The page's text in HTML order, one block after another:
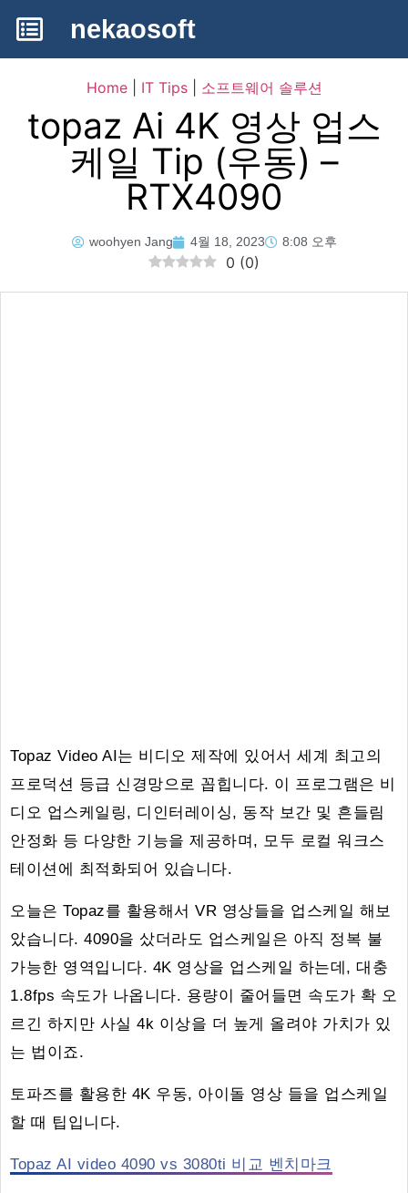
nekaosoft
Home| IT Tips| 소프트웨어 솔루션
topaz Ai 4K 영상 업스
케일 Tip (우동) –
RTX4090
woohyen Jang 4월 18, 2023 8:08 오후
0 (0)
Topaz Video AI는 비디오 제작에 있어서 세계 최고의
프로덕션 등급 신경망으로 꼽힙니다. 이 프로그램은 비
디오 업스케일링, 디인터레이싱, 동작 보간 및 흔들림
안정화 등 다양한 기능을 제공하며, 모두 로컬 워크스
테이션에 최적화되어 있습니다.
오늘은 Topaz를 활용해서 VR 영상들을 업스케일 해보
았습니다. 4090을 샀더라도 업스케일은 아직 정복 불
가능한 영역입니다. 4K 영상을 업스케일 하는데, 대충
1.8fps 속도가 나옵니다. 용량이 줄어들면 속도가 확 오
르긴 하지만 사실 4k 이상을 더 높게 올려야 가치가 있
는 법이죠.
토파즈를 활용한 4K 우동, 아이돌 영상 들을 업스케일
할 때 팁입니다.
Topaz AI video 4090 vs 3080ti 비교 벤치마크